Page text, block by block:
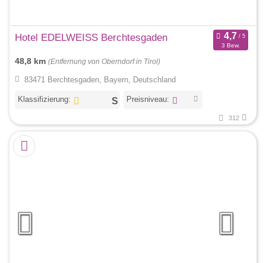
Hotel EDELWEISS Berchtesgaden
3 Bew.
48,8 km (Entfernung von Oberndorf in Tirol)
83471 Berchtesgaden, Bayern, Deutschland
Klassifizierung: Preisniveau:
312